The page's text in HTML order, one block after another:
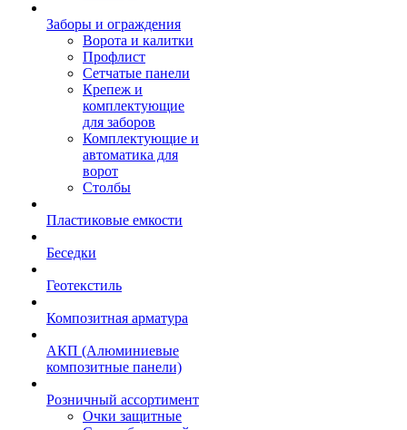
Заборы и ограждения
Ворота и калитки
Профлист
Сетчатые панели
Крепеж и
комплектующие
для заборов
Комплектующие и
автоматика для
ворот
Столбы
Пластиковые емкости
Беседки
Геотекстиль
Композитная арматура
АКП (Алюминиевые
композитные панели)
Розничный ассортимент
Очки защитные